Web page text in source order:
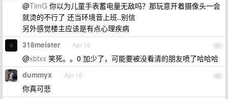
@TimG 你以为儿童手表蓄电量无敌吗？那玩意开着摄像头一会
就烫的不行了 还当环境音上班..别信
另外感觉楼主应该是有点心理疾病
91
318meister Apr 16
@xbtxx 笑死。。0 加少了，可能要被没看清的朋友喷了哈哈哈
92
dummyx Apr 16
你真可悲